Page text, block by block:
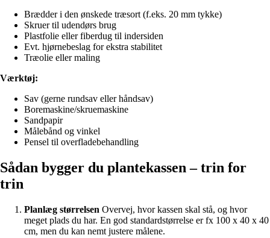
Brædder i den ønskede træsort (f.eks. 20 mm tykke)
Skruer til udendørs brug
Plastfolie eller fiberdug til indersiden
Evt. hjørnebeslag for ekstra stabilitet
Træolie eller maling
Værktøj:
Sav (gerne rundsav eller håndsav)
Boremaskine/skruemaskine
Sandpapir
Målebånd og vinkel
Pensel til overfladebehandling
Sådan bygger du plantekassen – trin for
trin
Planlæg størrelsen Overvej, hvor kassen skal stå, og hvor
meget plads du har. En god standardstørrelse er fx 100 x 40 x 40
cm, men du kan nemt justere målene.